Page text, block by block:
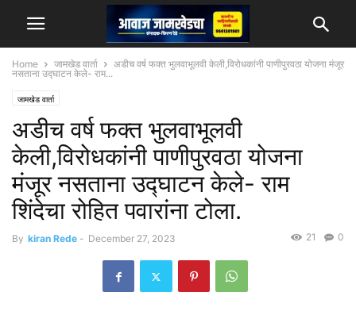
Home जामखेड वार्ता
अडीच वर्ष फक्त भुलवाभूलवी केली,विरोधकांनी पाणीपुरवठा योजना मंजूर
नसताना उद्घाटन केले- राम...
जामखेड वार्ता
अडीच वर्ष फक्त भुलवाभूलवी
केली,विरोधकांनी पाणीपुरवठा योजना
मंजूर नसताना उद्घाटन केले- राम
शिंदेचा रोहित पवारांना टोला.
By kiran Rede - December 27, 2023 0
21